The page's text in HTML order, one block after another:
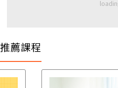
推薦課程